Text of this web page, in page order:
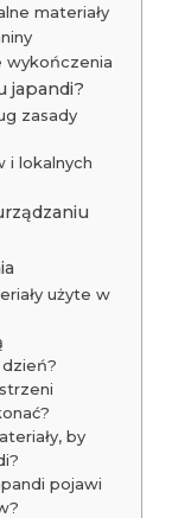
materiały
wykończenia
japandi?
zasady
i lokalnych
użyte w
by
pojawi